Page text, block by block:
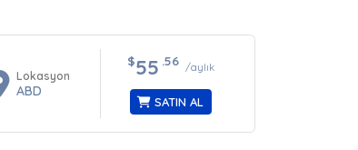
Lokasyon
ABD
$55 .56 /aylık
SATIN AL